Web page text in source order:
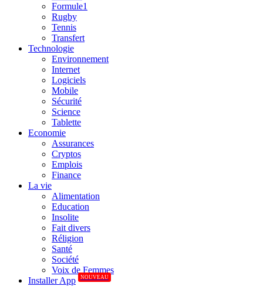
Formule1
Rugby
Tennis
Transfert
Technologie
Environnement
Internet
Logiciels
Mobile
Sécurité
Science
Tablette
Economie
Assurances
Cryptos
Emplois
Finance
La vie
Alimentation
Education
Insolite
Fait divers
Réligion
Santé
Société
Voix de Femmes
Installer App
NOUVEAU